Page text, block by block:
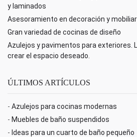
y laminados
Asesoramiento en decoración y
Gran variedad de cocinas de diseño
Azulejos y pavimentos para exteriores.
crear el espacio deseado.
ÚLTIMOS ARTÍCULOS
- Azulejos para cocinas modernas
- Muebles de baño suspendidos
- Ideas para un cuarto de baño pequeño